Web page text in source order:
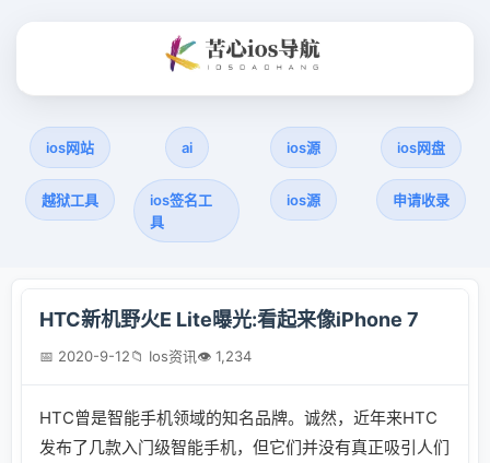
ios网站 ai ios源 ios网盘
越狱工具
ios签名工
具
ios源 申请收录
HTC新机野火E Lite曝光:看起来像iPhone 7
📅 2020-9-12📁 Ios资讯👁 1,234
HTC曾是智能手机领域的知名品牌。诚然，近年来HTC
发布了几款入门级智能手机，但它们并没有真正吸引人们